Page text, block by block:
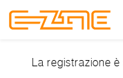
La registrazione